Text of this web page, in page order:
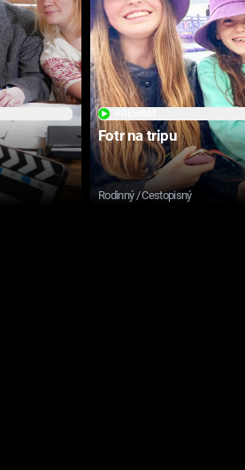
Fotr na tripu
Rodinný / Cestopisný